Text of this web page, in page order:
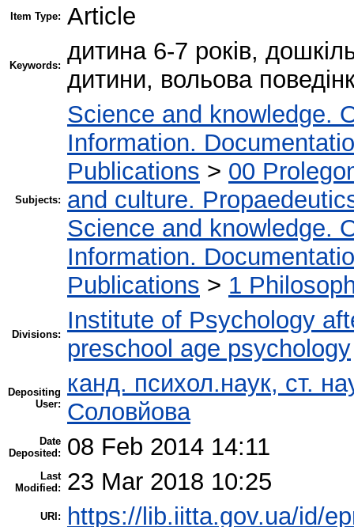
Item Type: Article
Keywords:
дитина 6-7 років,
дитини, вольова
Subjects:
Science and knowledge.
Information.
Publications > 00
and culture.
Science and knowledge.
Information.
Publications > 1
Divisions:
Institute of Psychology
preschool age psychology
Depositing
User:
канд. психол.наук, ст.
Соловйова
Date
Deposited:
08 Feb 2014 14:11
Last
Modified:
23 Mar 2018 10:25
URI: https://lib.iitta.gov.ua/id/